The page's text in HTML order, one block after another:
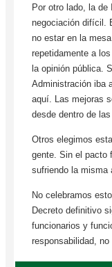
Por otro lado, la
negociación difícil.
no estar en la
repetidamente a
la opinión pública.
Administración iba
aquí. Las mejoras
desde dentro de
Otros elegimos
gente. Sin el pacto
sufriendo la misma
No celebramos
Decreto definitivo
funcionarios y
responsabilidad, no